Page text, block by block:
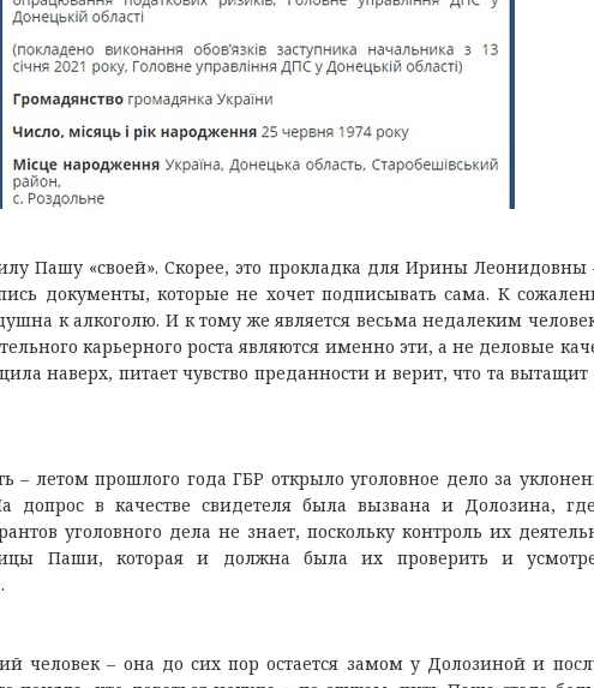
Пашу «своей». Скорее, это прокладка для Ирины Леонидовны
документы, которые не хочет подписывать сама. К
к алкоголю. И к тому же является весьма недалеким
карьерного роста являются именно эти, а не деловые
наверх, питает чувство преданности и верит, что та вытащит
летом прошлого года ГБР открыло уголовное дело за
допрос в качестве свидетеля была вызвана и Долозина,
уголовного дела не знает, поскольку контроль их
Паши, которая и должна была их проверить и
человек – она до сих пор остается замом у Долозиной и